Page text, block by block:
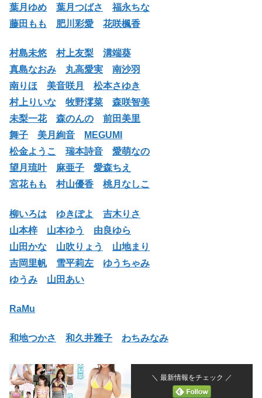
葉月ゆめ
葉月つばさ
福永ちな
藤田もも
肥川彩愛 花咲楓香
村島未悠 村上友梨
溝端葵
真島なおみ
丸高愛実
南沙羽
南りほ
美音咲月
松本さゆき
村上りいな
牧野澪菜
森咲智美
未梨一花
森のんの
前田美里
舞子
美月絢音
MEGUMI
松金ようこ
瑞本詩音
愛萌なの
望月琉叶
麻亜子
愛森ちえ
宮花もも
村山優香 桃月なしこ
柳いろは ゆきぽよ
吉木りさ
山本梓
山本ゆう
由良ゆら
山田かな
山吹りょう
山地まり
吉岡里帆
雪平莉左
ゆうちゃみ
ゆうみ
山田あい
RaMu
和地つかさ 和久井雅子 わちみなみ
＼ 最新情報をチェック ／